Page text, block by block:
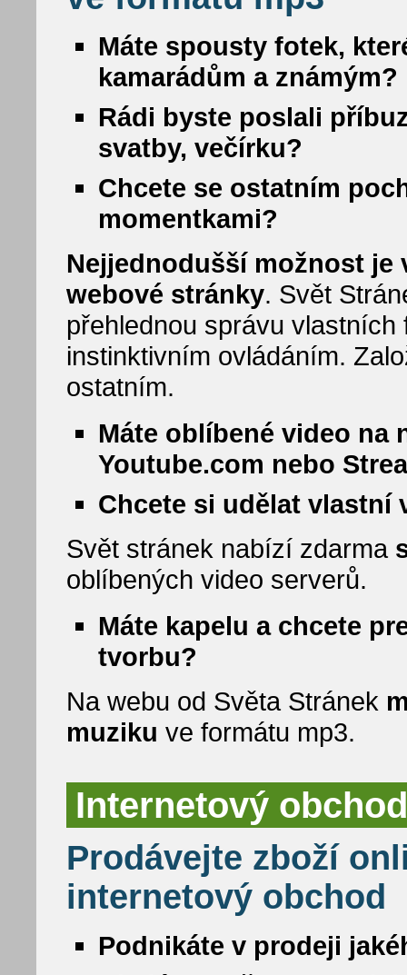
Máte spousty fotek,
kamarádům a známým?
Rádi byste poslali
svatby, večírku?
Chcete se ostatním
momentkami?
Nejjednodušší možnost
webové stránky. Svět
přehlednou správu
instinktivním ovládáním.
ostatním.
Máte oblíbené video na
Youtube.com nebo
Chcete si udělat vlastní
Svět stránek nabízí zdarma
oblíbených video serverů.
Máte kapelu a chcete
tvorbu?
Na webu od Světa Stránek
muziku ve formátu mp3.
Internetový
Prodávejte zboží
internetový obchod
Podnikáte v prodeji